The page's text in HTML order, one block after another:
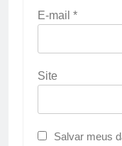
E-mail *
Site
Salvar meus